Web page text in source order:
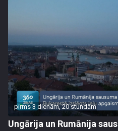
pirms 3 dienām, 20 stundām
Ungārija un Rumānija